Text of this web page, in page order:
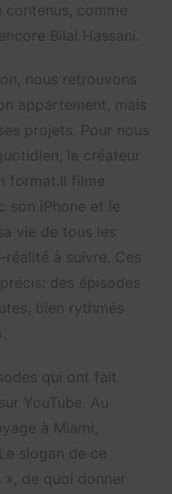
comme
Bilal Hassani.
nous retrouvons
appartement, mais
projets. Pour nous
le créateur
format.Il filme
son iPhone et le
vie de tous les
réalité à suivre. Ces
des épisodes
bien rythmés
qui ont fait
YouTube. Au
à Miami,
slogan de ce
de quoi donner